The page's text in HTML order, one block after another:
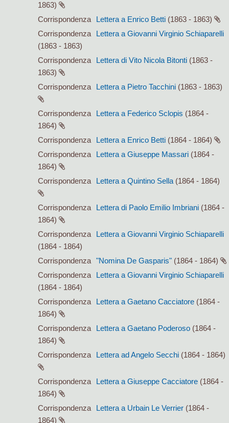
1863)
Corrispondenza
Lettera a Enrico Betti (1863 - 1863)
Corrispondenza
Lettera a Giovanni Virginio Schiaparelli
(1863 - 1863)
Corrispondenza
Lettera di Vito Nicola Bitonti (1863 -
1863)
Corrispondenza
Lettera a Pietro Tacchini (1863 - 1863)
Corrispondenza Lettera a Federico Sclopis (1864 -
1864)
Corrispondenza
Lettera a Enrico Betti (1864 - 1864)
Corrispondenza
Lettera a Giuseppe Massari (1864 -
1864)
Corrispondenza
Lettera a Quintino Sella (1864 - 1864)
Corrispondenza Lettera di Paolo Emilio Imbriani (1864 -
1864)
Corrispondenza
Lettera a Giovanni Virginio Schiaparelli
(1864 - 1864)
Corrispondenza
"Nomina De Gasparis" (1864 - 1864)
Corrispondenza
Lettera a Giovanni Virginio Schiaparelli
(1864 - 1864)
Corrispondenza
Lettera a Gaetano Cacciatore (1864 -
1864)
Corrispondenza
Lettera a Gaetano Poderoso (1864 -
1864)
Corrispondenza
Lettera ad Angelo Secchi (1864 - 1864)
Corrispondenza Lettera a Giuseppe Cacciatore (1864 -
1864)
Corrispondenza
Lettera a Urbain Le Verrier (1864 -
1864)